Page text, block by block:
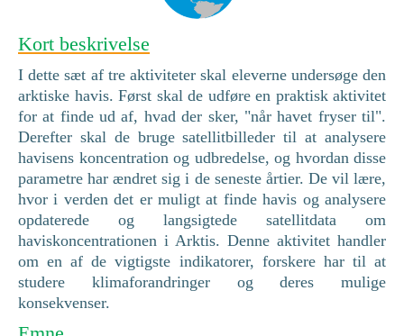
Kort beskrivelse
I dette sæt af tre aktiviteter skal eleverne undersøge den
arktiske havis. Først skal de udføre en praktisk aktivitet
for at finde ud af, hvad der sker, "når havet fryser til".
Derefter skal de bruge satellitbilleder til at analysere
havisens koncentration og udbredelse, og hvordan disse
parametre har ændret sig i de seneste årtier. De vil lære,
hvor i verden det er muligt at finde havis og analysere
opdaterede og langsigtede satellitdata om
haviskoncentrationen i Arktis. Denne aktivitet handler
om en af de vigtigste indikatorer, forskere har til at
studere klimaforandringer og deres mulige
konsekvenser.